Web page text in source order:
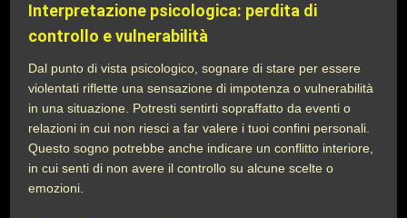
Interpretazione psicologica: perdita di
controllo e vulnerabilità
Dal punto di vista psicologico, sognare di stare per essere
violentati riflette una sensazione di impotenza o vulnerabilità
in una situazione. Potresti sentirti sopraffatto da eventi o
relazioni in cui non riesci a far valere i tuoi confini personali.
Questo sogno potrebbe anche indicare un conflitto interiore,
in cui senti di non avere il controllo su alcune scelte o
emozioni.